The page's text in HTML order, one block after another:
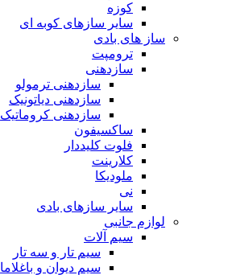
کوزه
سایر سازهای کوبه ای
ساز های بادی
ترومپت
سازدهنی
سازدهنی ترمولو
سازدهنی دیاتونیک
سازدهنی کروماتیک
ساکسیفون
فلوت کلیددار
کلارینت
ملودیکا
نی
سایر سازهای بادی
لوازم جانبی
سیم آلات
سیم تار و سه تار
سیم دیوان و باغلاما